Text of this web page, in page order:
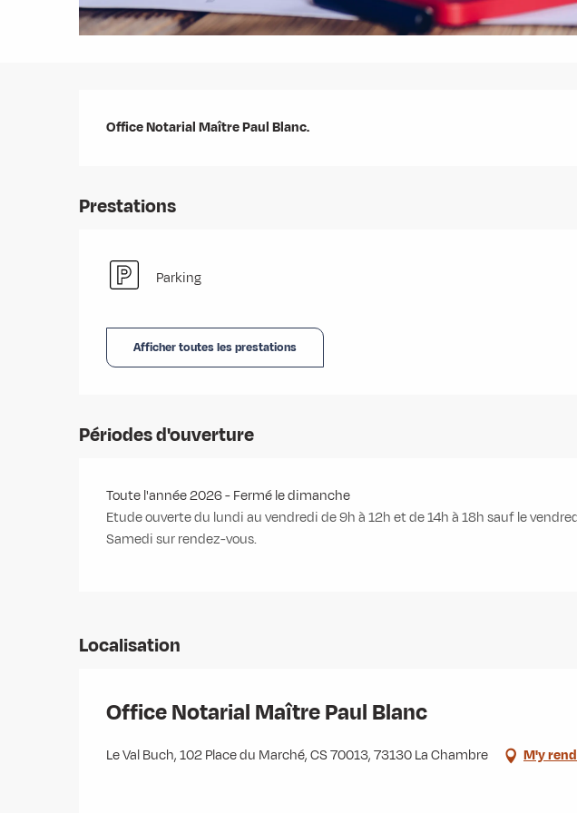
Description
Office Notarial Maître Paul Blanc.
Prestations
Parking
Afficher toutes les prestations
Périodes d'ouverture
Toute l'année 2026 - Fermé le dimanche
Etude ouverte du lundi au vendredi de 9h à 12h et de 14h à 18h sauf le
Samedi sur rendez-vous.
Localisation
Office Notarial Maître Paul Blanc
Le Val Buch, 102 Place du Marché, CS 70013, 73130 La Chambre M'y